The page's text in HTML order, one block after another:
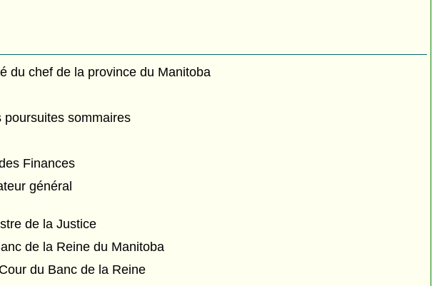
du chef de la province du Manitoba
poursuites sommaires
Finances
général
de la Justice
de la Reine du Manitoba
du Banc de la Reine